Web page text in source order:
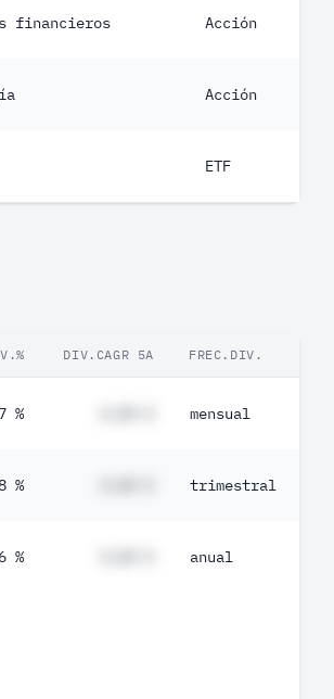
financieros Acción
Acción
ETF
DIV.CAGR 5A FREC.DIV.
% mensual
% trimestral
% anual